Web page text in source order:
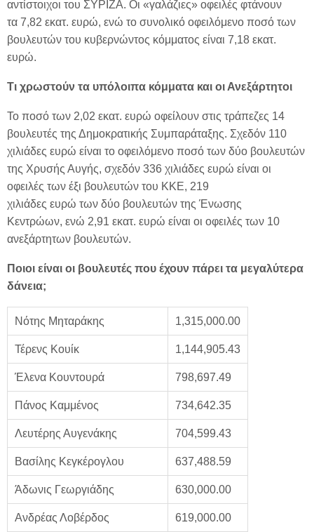
αντίστοιχοι του ΣΥΡΙΖΑ. Οι «γαλάζιες» οφειλές φτάνουν
τα 7,82 εκατ. ευρώ, ενώ το συνολικό οφειλόμενο ποσό των
βουλευτών του κυβερνώντος κόμματος είναι 7,18 εκατ.
ευρώ.
Τι χρωστούν τα υπόλοιπα κόμματα και οι Ανεξάρτητοι
Το ποσό των 2,02 εκατ. ευρώ οφείλουν στις τράπεζες 14
βουλευτές της Δημοκρατικής Συμπαράταξης. Σχεδόν 110
χιλιάδες ευρώ είναι το οφειλόμενο ποσό των δύο βουλευτών
της Χρυσής Αυγής, σχεδόν 336 χιλιάδες ευρώ είναι οι
οφειλές των έξι βουλευτών του ΚΚΕ, 219
χιλιάδες ευρώ των δύο βουλευτών της Ένωσης
Κεντρώων, ενώ 2,91 εκατ. ευρώ είναι οι οφειλές των 10
ανεξάρτητων βουλευτών.
Ποιοι είναι οι βουλευτές που έχουν πάρει τα μεγαλύτερα
δάνεια;
Νότης Μηταράκης 1,315,000.00
Τέρενς Κουίκ 1,144,905.43
Έλενα Κουντουρά 798,697.49
Πάνος Καμμένος 734,642.35
Λευτέρης Αυγενάκης 704,599.43
Βασίλης Κεγκέρογλου 637,488.59
Άδωνις Γεωργιάδης 630,000.00
Ανδρέας Λοβέρδος 619,000.00